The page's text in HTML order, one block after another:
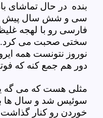
بنده در حال تماشای
سی و شش سال پیش به
فارسی رو با لهجه
سختی صحبت می کرد.
نوروز نتونست همه
دور هم جمع کنه که
مثلی هست که می گه یه
سوئیس شد و سال ها
خوردن رو کنار